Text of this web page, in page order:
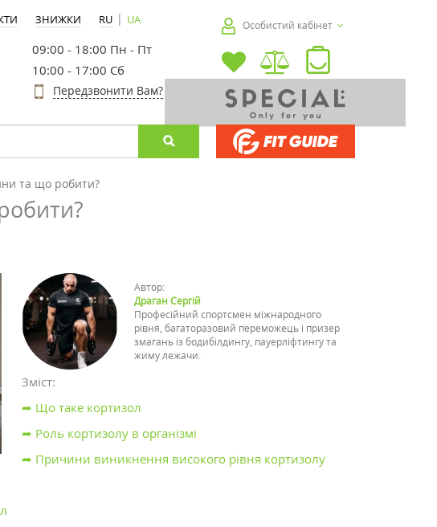
ЗНИЖКИ RU | UA
09:00 - 18:00 Пн - Пт
10:00 - 17:00 Сб
Передзвонити Вам?
Особистий кабінет
та що робити?
Автор:
Драган Сергій
Професійний спортсмен міжнародного
рівня, багаторазовий переможець і призер
змагань із бодибілдингу, пауерліфтингу та
жиму лежачи.
Зміст:
➦ Що таке кортизол
➦ Роль кортизолу в організмі
➦ Причини виникнення високого рівня кортизолу